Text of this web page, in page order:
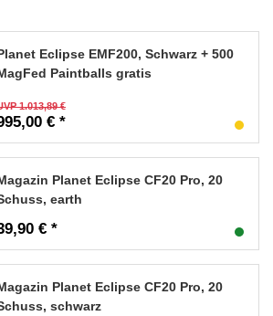
Eclipse EMF200, Schwarz + 500
Paintballs gratis
1.013,89 €
€ *
Planet Eclipse CF20 Pro, 20
earth
€ *
Planet Eclipse CF20 Pro, 20
schwarz